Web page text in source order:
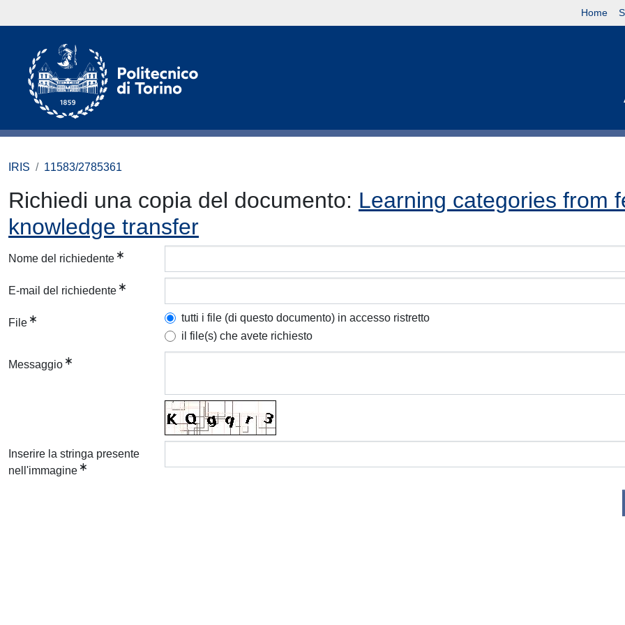
Home
IRIS 11583/2785361
Richiedi una copia del documento: Learning categories from
knowledge transfer
Nome del richiedente
E-mail del richiedente
File
tutti i file (di questo documento) in accesso ristretto
il file(s) che avete richiesto
Messaggio
Inserire la stringa presente
nell'immagine